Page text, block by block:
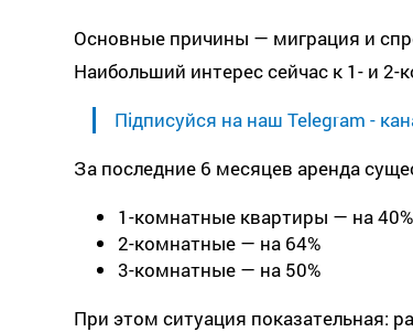
Основные причины — миграция и
Наибольший интерес сейчас к 1- и
Підписуйся на наш Telegram -
За последние 6 месяцев аренда
1-комнатные квартиры — на 40%
2-комнатные — на 64%
3-комнатные — на 50%
При этом ситуация показательная: